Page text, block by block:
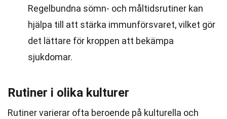
Regelbundna sömn- och måltidsrutiner kan
hjälpa till att stärka immunförsvaret, vilket gör
det lättare för kroppen att bekämpa
sjukdomar.
Rutiner i olika kulturer
Rutiner varierar ofta beroende på kulturella och